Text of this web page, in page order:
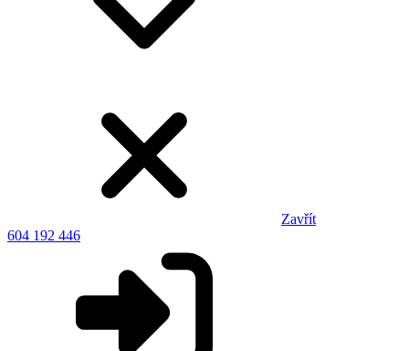
Zavřít
604 192 446